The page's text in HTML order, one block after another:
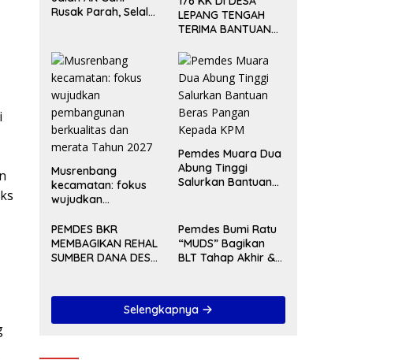
Rusak Parah, Selalu
LEPANG TENGAH
TERIMA BANTUAN
GORENG UNTUK
DUA BULAN
Musrenbang
kecamatan: fokus
wujudkan
berkualitas dan
merata Tahun 2027
Pemdes Muara Dua
Abung Tinggi
Salurkan Bantuan
PEMDES BKR
MEMBAGIKAN REHAL
SUMBER DANA DESA
Pemdes Bumi Ratu
“MUDS” Bagikan
BLT Tahap Akhir &
Tahun 2024
Selengkapnya